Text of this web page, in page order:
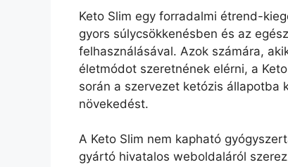
Keto Slim egy forradalmi étrend-
gyors súlycsökkenésben és az
felhasználásával. Azok számára,
életmódot szeretnének elérni, a
során a szervezet ketózis állapotba
növekedést.
A Keto Slim nem kapható
gyártó hivatalos weboldaláról